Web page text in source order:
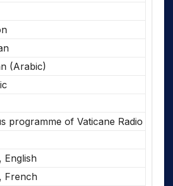
(Arabic)
programme of Vaticane Radio
English
French